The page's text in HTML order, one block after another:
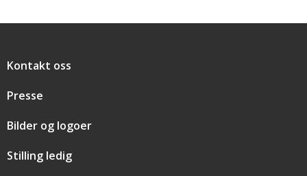
Snarveier
Kontakt oss
Presse
Bilder og logoer
Stilling ledig